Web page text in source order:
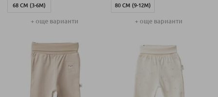
68 СМ (3-6М)
56 СМ (0-1М)
+ още варианти
80 СМ (9-12М)
62 СМ (0-3М)
68 СМ (3-6М)
+ още варианти